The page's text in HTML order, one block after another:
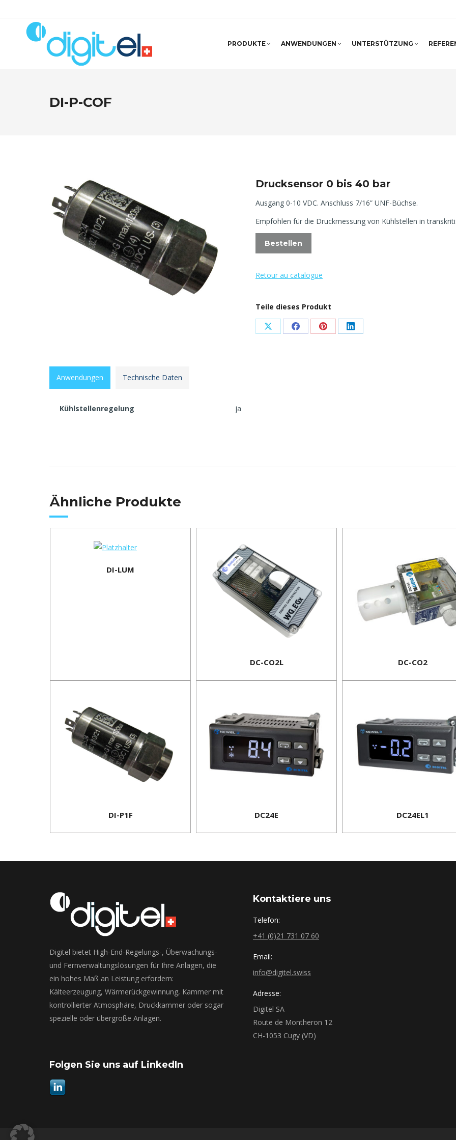
PRODUKTE ANWENDUNGEN UNTERSTÜTZUNG
DI-P-COF
Drucksensor 0 bis 40 bar
Ausgang 0-10 VDC. Anschluss 7/16” UNF-Büchse.
Empfohlen für die Druckmessung von Kühlstellen in
Bestellen
Retour au catalogue
Teile dieses Produkt
Share Share Share Share
Anwendungen Technische Daten
Kühlstellenregelung ja
Ähnliche Produkte
DI-LUM
DC-CO2L DC-CO2
DI-P1F DC24E DC24EL1
Digitel bietet High-End-Regelungs-, Überwachungs-
und Fernverwaltungslösungen für Ihre Anlagen, die
ein hohes Maß an Leistung erfordern:
Kälteerzeugung, Wärmerückgewinnung, Kammer mit
kontrollierter Atmosphäre, Druckkammer oder sogar
spezielle oder übergroße Anlagen.
Kontaktiere uns
Telefon:
+41 (0)21 731 07 60
Email:
info@digitel.swiss
Adresse:
Digitel SA
Route de Montheron 12
CH-1053 Cugy (VD)
Folgen Sie uns auf LinkedIn